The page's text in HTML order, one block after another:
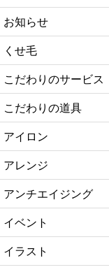
お知らせ
くせ毛
こだわりのサービス
こだわりの道具
アイロン
アレンジ
アンチエイジング
イベント
イラスト